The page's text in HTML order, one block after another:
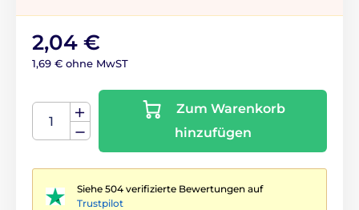
2,04 €
1,69 € ohne MwST
Zum Warenkorb
hinzufügen
Siehe 504 verifizierte Bewertungen auf
Trustpilot